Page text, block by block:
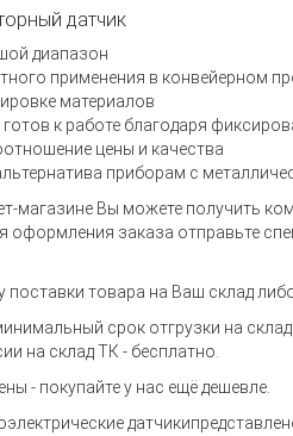
датчик
диапазон
применения в конвейерном
материалов
к работе благодаря
цены и качества
приборам с
магазине Вы можете получить
оформления заказа отправьте
товара на Ваш склад
срок отгрузки на
на склад ТК - бесплатно.
- покупайте у нас ещё дешевле.
датчики